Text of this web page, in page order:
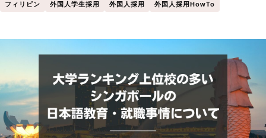
フィリピン 外国人学生採用 外国人採用 外国人採用HowTo